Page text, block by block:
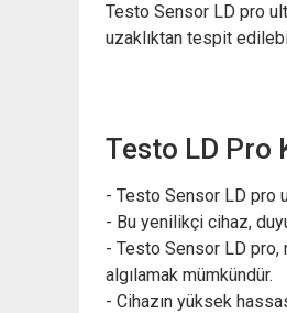
Testo Sensor LD pro
uzaklıktan tespit
Testo LD Pro
- Testo Sensor LD pro
- Bu yenilikçi cihaz,
- Testo Sensor LD pro,
algılamak mümkündür.
- Cihazın yüksek